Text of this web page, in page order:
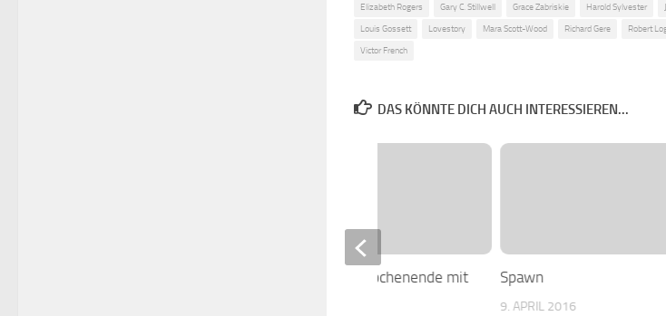
Elizabeth Rogers Gary C. Stillwell Grace Zabriskie Harold Sylvester
Louis Gossett Lovestory Mara Scott-Wood Richard Gere Robert
Victor French
DAS KÖNNTE DICH AUCH INTERESSIEREN...
Spawn
9. APRIL 2016
Die Hütte – Ein Wochenende mit